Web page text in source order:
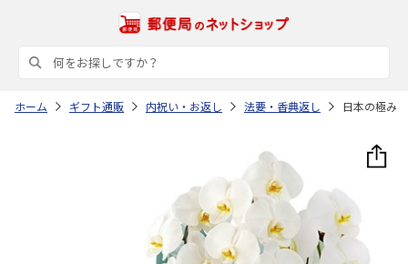
ホーム ギフト通販 内祝い・お返し 法要・香典返し 日本の極み